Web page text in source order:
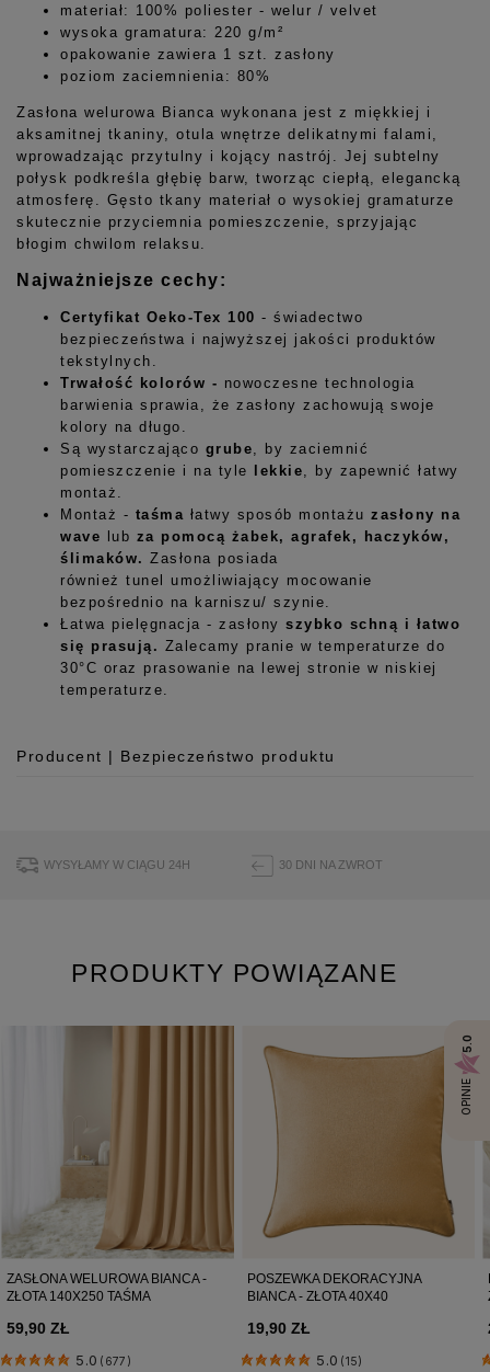
materiał: 100% poliester - welur / velvet
wysoka gramatura: 220 g/m²
opakowanie zawiera 1 szt. zasłony
poziom zaciemnienia: 80%
Zasłona welurowa Bianca wykonana jest z miękkiej i
aksamitnej tkaniny, otula wnętrze delikatnymi falami,
wprowadzając przytulny i kojący nastrój. Jej subtelny
połysk podkreśla głębię barw, tworząc ciepłą, elegancką
atmosferę. Gęsto tkany materiał o wysokiej gramaturze
skutecznie przyciemnia pomieszczenie, sprzyjając
błogim chwilom relaksu.
Najważniejsze cechy:
Certyfikat Oeko-Tex 100 - świadectwo
bezpieczeństwa i najwyższej jakości produktów
tekstylnych.
Trwałość kolorów - nowoczesne technologia
barwienia sprawia, że zasłony zachowują swoje
kolory na długo.
Są wystarczająco grube , by zaciemnić
pomieszczenie i na tyle lekkie , by zapewnić łatwy
montaż.
Montaż - taśma łatwy sposób montażu zasłony na
wave lub za pomocą żabek, agrafek, haczyków,
ślimaków. Zasłona posiada
również tunel umożliwiający mocowanie
bezpośrednio na karniszu/ szynie.
Łatwa pielęgnacja - zasłony szybko schną i łatwo
się prasują. Zalecamy pranie w temperaturze do
30°C oraz prasowanie na lewej stronie w niskiej
temperaturze.
Producent | Bezpieczeństwo produktu
ul. Buforowa 125/H-10a
Pobierz instrukcję bezpieczeństwa produktu
WYSYŁAMY W CIĄGU 24H 30 DNI NA ZWROT
PRODUKTY POWIĄZANE
ZASŁONA WELUROWA BIANCA -
ZŁOTA 140X250 TAŚMA
59,90 ZŁ
5.0 (677)
POSZEWKA DEKORACYJNA
BIANCA - ZŁOTA 40X40
19,90 ZŁ
5.0 (15)
OPINIE
5.0